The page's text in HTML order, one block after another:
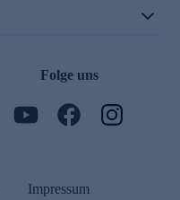
Folge uns
Impressum